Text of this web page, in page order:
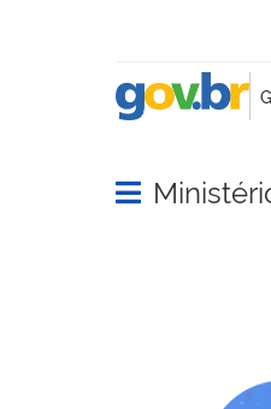
Abrir menu